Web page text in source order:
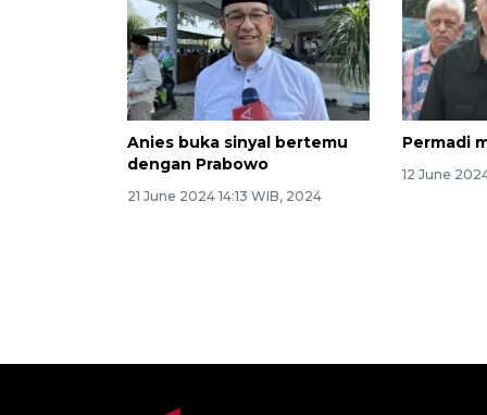
Anies buka sinyal bertemu
dengan Prabowo
21 June 2024 14:13 WIB, 2024
Permadi
12 June